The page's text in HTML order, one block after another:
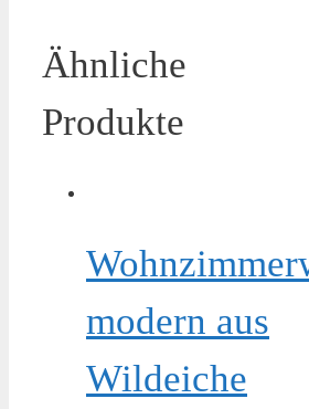
Ähnliche
Produkte
modern aus
Wildeiche